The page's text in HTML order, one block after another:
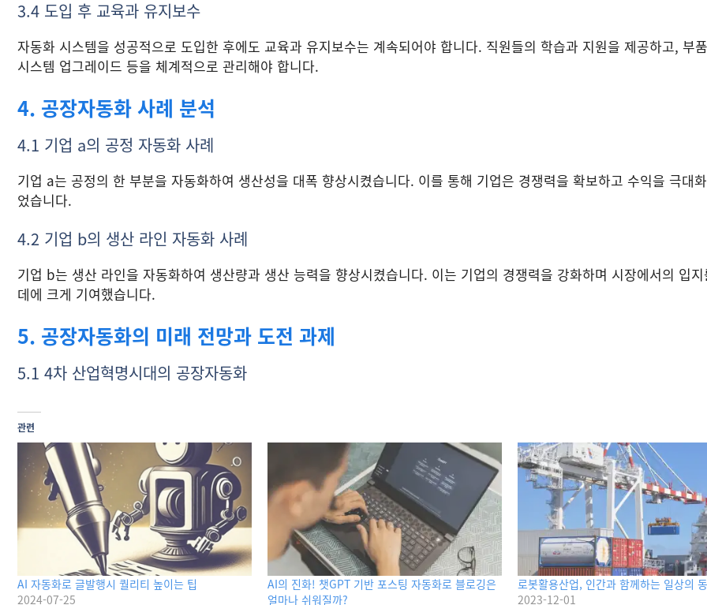
3.4 도입 후 교육과 유지보수
자동화 시스템을 성공적으로 도입한 후에도 교육과 유지보수는 계속되어야 합니다. 직원들의 학습과 지원을 제공하고, 부
시스템 업그레이드 등을 체계적으로 관리해야 합니다.
4. 공장자동화 사례 분석
4.1 기업 a의 공정 자동화 사례
기업 a는 공정의 한 부분을 자동화하여 생산성을 대폭 향상시켰습니다. 이를 통해 기업은 경쟁력을 확보하고 수익을 극대
었습니다.
4.2 기업 b의 생산 라인 자동화 사례
기업 b는 생산 라인을 자동화하여 생산량과 생산 능력을 향상시켰습니다. 이는 기업의 경쟁력을 강화하며 시장에서의 입
데에 크게 기여했습니다.
5. 공장자동화의 미래 전망과 도전 과제
5.1 4차 산업혁명시대의 공장자동화
관련
AI 자동화로 글발행시 퀄리티 높이는 팁
2024-07-25
AI의 진화! 챗GPT 기반 포스팅 자동화로 블로깅은
얼마나 쉬워질까?
로봇활용산업, 인간과 함께하는 일상의
2023-12-01